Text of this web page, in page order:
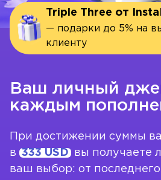
Ваш личный
каждым
При достижении суммы
в
333 USD
вы получаете
ваш выбор: от
Triple Three от
— подарки до 5% на
клиенту